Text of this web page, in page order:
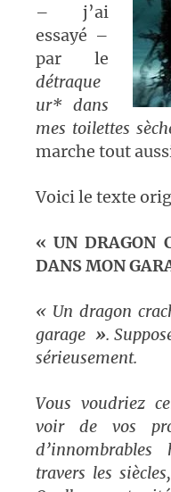
– j’ai
essayé –
par le
détraque
ur* dans
mes toilettes
marche tout
Voici le texte
« UN DRAGON
DANS MON
« Un dragon
garage ».
sérieusement.
Vous voudriez
voir de vos
travers les